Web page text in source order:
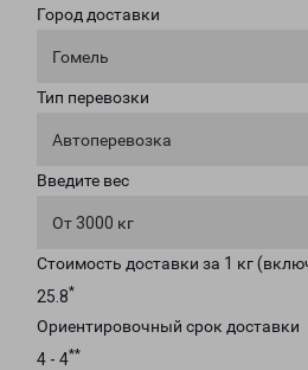
Город доставки
Гомель
Тип перевозки
Автоперевозка
Введите вес
От 3000 кг
Стоимость доставки за 1 кг
25.8*
Ориентировочный срок доставки
4 - 4**